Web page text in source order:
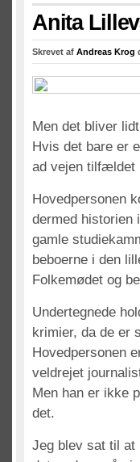
Anita
Skrevet af Andreas Krog
Men det bliver
Hvis det bare er
ad vejen tilfældet
Hovedpersonen
dermed historien
gamle
beboerne i den
Folkemødet og
Undertegnede
krimier, da de er
Hovedpersonen
veldrejet
Men han er ikke
det.
Jeg blev sat til at